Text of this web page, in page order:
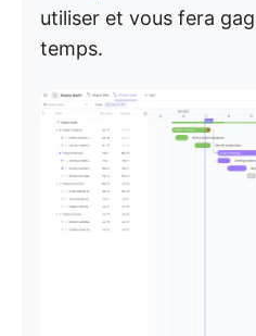
utiliser et vous fera
temps.